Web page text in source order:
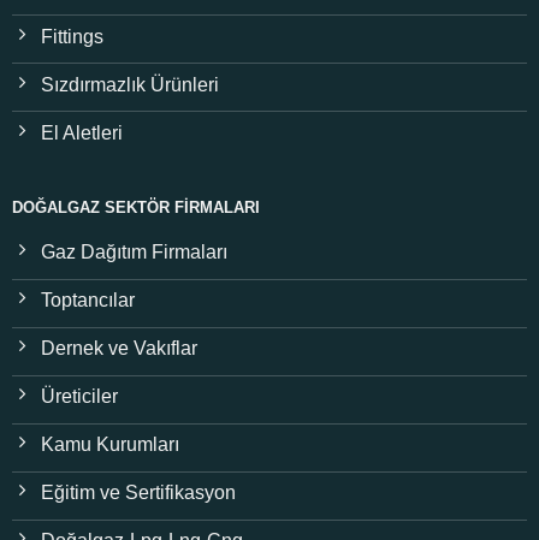
Fittings
Sızdırmazlık Ürünleri
El Aletleri
DOĞALGAZ SEKTÖR FIRMALARI
Gaz Dağıtım Firmaları
Toptancılar
Dernek ve Vakıflar
Üreticiler
Kamu Kurumları
Eğitim ve Sertifikasyon